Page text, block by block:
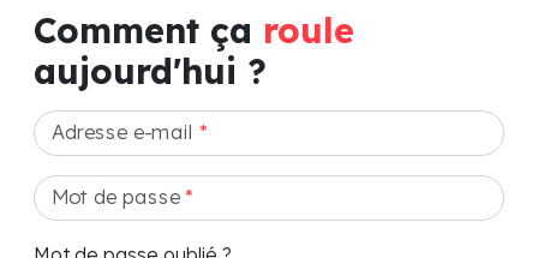
Comment ça roule
aujourd'hui ?
Adresse e-mail *
Mot de passe*